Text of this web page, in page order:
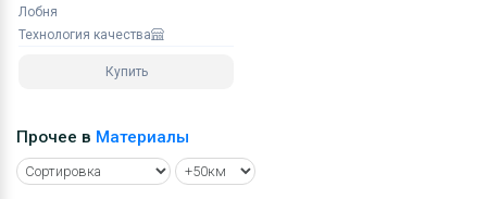
Лобня
Технология качества
Купить
Прочее в Материалы